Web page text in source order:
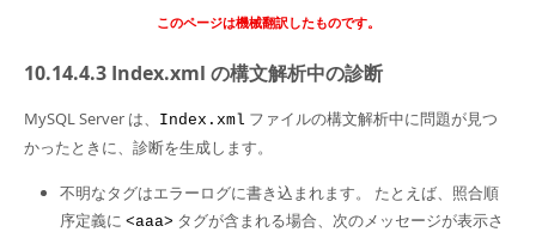
More
Downloads
このページは機械翻訳したものです。
10.14.4.3 Index.xml の構文解析中の診断
MySQL Server は、 Index.xml ファイルの構文解析中に問題が見つ
かったときに、診断を生成します。
不明なタグはエラーログに書き込まれます。 たとえば、照合順
序定義に <aaa> タグが含まれる場合、次のメッセージが表示さ